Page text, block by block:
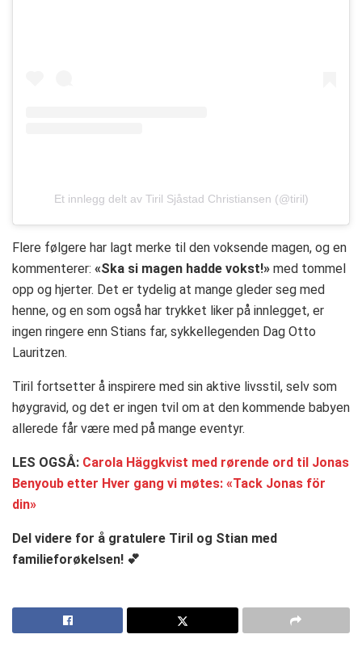
Et innlegg delt av Tiril Sjåstad Christiansen (@tiril)
Flere følgere har lagt merke til den voksende magen, og en
kommenterer: «Ska si magen hadde vokst!» med tommel
opp og hjerter. Det er tydelig at mange gleder seg med
henne, og en som også har trykket liker på innlegget, er
ingen ringere enn Stians far, sykkellegenden Dag Otto
Lauritzen.
Tiril fortsetter å inspirere med sin aktive livsstil, selv som
høygravid, og det er ingen tvil om at den kommende babyen
allerede får være med på mange eventyr.
LES OGSÅ: Carola Häggkvist med rørende ord til Jonas
Benyoub etter Hver gang vi møtes: «Tack Jonas för
din»
Del videre for å gratulere Tiril og Stian med
familieforøkelsen! 💕